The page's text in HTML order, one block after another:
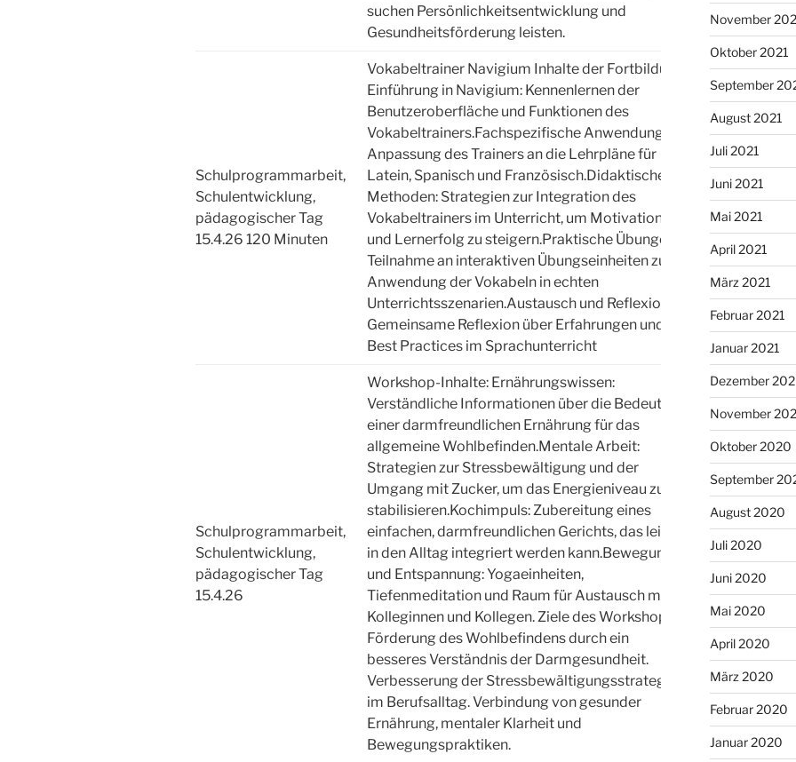
suchen Persönlichkeitsentwicklung und
Gesundheitsförderung leisten.
Schulprogrammarbeit,
Schulentwicklung,
pädagogischer Tag
15.4.26 120 Minuten
Vokabeltrainer Navigium Inhalte der Fortbildung:
Einführung in Navigium: Kennenlernen der
Benutzeroberfläche und Funktionen des
Vokabeltrainers.Fachspezifische Anwendungen:
Anpassung des Trainers an die Lehrpläne für
Latein, Spanisch und Französisch.Didaktische
Methoden: Strategien zur Integration des
Vokabeltrainers im Unterricht, um Motivation
und Lernerfolg zu steigern.Praktische Übungen:
Teilnahme an interaktiven Übungseinheiten zur
Anwendung der Vokabeln in echten
Unterrichtsszenarien.Austausch und Reflexion:
Gemeinsame Reflexion über Erfahrungen und
Best Practices im Sprachunterricht
LuL
Schulprogrammarbeit,
Schulentwicklung,
pädagogischer Tag
15.4.26
Workshop-Inhalte: Ernährungswissen:
Verständliche Informationen über die Bedeutung
einer darmfreundlichen Ernährung für das
allgemeine Wohlbefinden.Mentale Arbeit:
Strategien zur Stressbewältigung und der
Umgang mit Zucker, um das Energieniveau zu
stabilisieren.Kochimpuls: Zubereitung eines
einfachen, darmfreundlichen Gerichts, das leicht
in den Alltag integriert werden kann.Bewegung
und Entspannung: Yogaeinheiten,
Tiefenmeditation und Raum für Austausch mit
Kolleginnen und Kollegen. Ziele des Workshops:
Förderung des Wohlbefindens durch ein
besseres Verständnis der Darmgesundheit.
Verbesserung der Stressbewältigungsstrategien
im Berufsalltag. Verbindung von gesunder
Ernährung, mentaler Klarheit und
Bewegungspraktiken.
LuL
November
Oktober 2021
September
August 2021
Juli 2021
Juni 2021
Mai 2021
April 2021
März 2021
Februar 2021
Januar 2021
Dezember
November
Oktober 2020
September
August 2020
Juli 2020
Juni 2020
Mai 2020
April 2020
März 2020
Februar 2020
Januar 2020